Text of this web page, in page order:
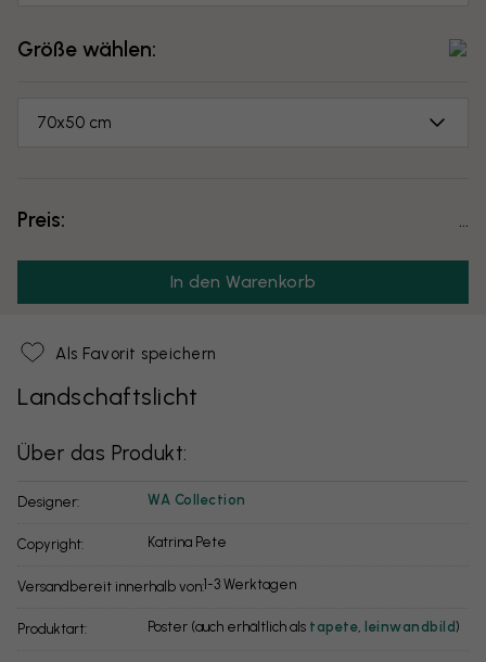
Größe wählen:
70x50 cm
Preis:
In den Warenkorb
Als Favorit speichern
Landschaftslicht
Über das Produkt:
Designer: WA Collection
Copyright: Katrina Pete
Versandbereit innerhalb von:1-3 Werktagen
Produktart: Poster (auch erhältlich als tapete leinwandbild)